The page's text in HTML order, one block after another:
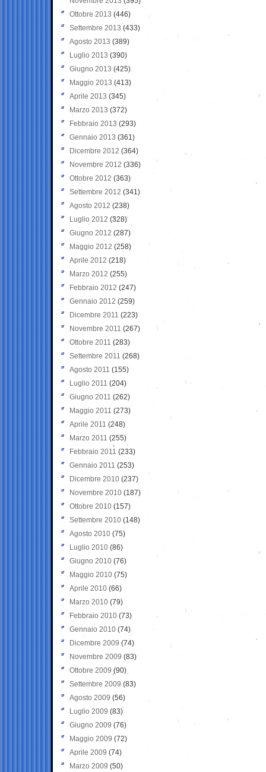
Ottobre 2013 (446)
Settembre 2013 (433)
Agosto 2013 (389)
Luglio 2013 (390)
Giugno 2013 (425)
Maggio 2013 (413)
Aprile 2013 (345)
Marzo 2013 (372)
Febbraio 2013 (293)
Gennaio 2013 (361)
Dicembre 2012 (364)
Novembre 2012 (336)
Ottobre 2012 (363)
Settembre 2012 (341)
Agosto 2012 (238)
Luglio 2012 (328)
Giugno 2012 (287)
Maggio 2012 (258)
Aprile 2012 (218)
Marzo 2012 (255)
Febbraio 2012 (247)
Gennaio 2012 (259)
Dicembre 2011 (223)
Novembre 2011 (267)
Ottobre 2011 (283)
Settembre 2011 (268)
Agosto 2011 (155)
Luglio 2011 (204)
Giugno 2011 (262)
Maggio 2011 (273)
Aprile 2011 (248)
Marzo 2011 (255)
Febbraio 2011 (233)
Gennaio 2011 (253)
Dicembre 2010 (237)
Novembre 2010 (187)
Ottobre 2010 (157)
Settembre 2010 (148)
Agosto 2010 (75)
Luglio 2010 (86)
Giugno 2010 (76)
Maggio 2010 (75)
Aprile 2010 (66)
Marzo 2010 (79)
Febbraio 2010 (73)
Gennaio 2010 (74)
Dicembre 2009 (74)
Novembre 2009 (83)
Ottobre 2009 (90)
Settembre 2009 (83)
Agosto 2009 (56)
Luglio 2009 (83)
Giugno 2009 (76)
Maggio 2009 (72)
Aprile 2009 (74)
Marzo 2009 (50)